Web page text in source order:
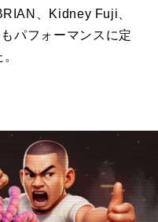
、Kidney Fuji、
パフォーマンスに定